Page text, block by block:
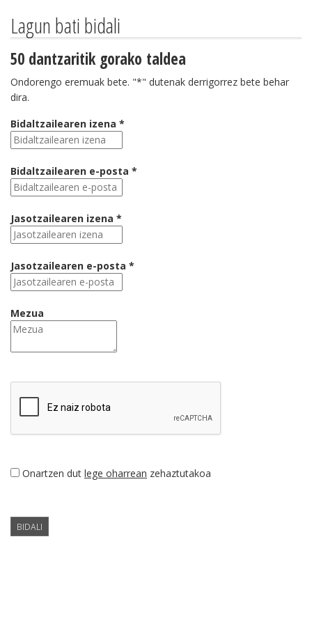
Lagun bati bidali
50 dantzaritik gorako taldea
Ondorengo eremuak bete. "*" dutenak derrigorrez bete behar
dira.
Bidaltzailearen izena *
Bidaltzailearen e-posta *
Jasotzailearen izena *
Jasotzailearen e-posta *
Mezua
Onartzen dut lege oharrean zehaztutakoa
BIDALI